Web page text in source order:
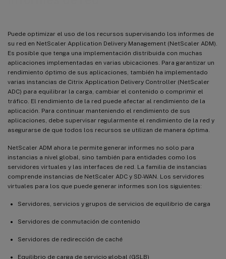
Puede optimizar el uso de los recursos supervisando los informes de
su red en NetScaler Application Delivery Management (NetScaler ADM).
Es posible que tenga una implementación distribuida con muchas
aplicaciones implementadas en varias ubicaciones. Para garantizar un
rendimiento óptimo de sus aplicaciones, también ha implementado
varias instancias de Citrix Application Delivery Controller (NetScaler
ADC) para equilibrar la carga, cambiar el contenido o comprimir el
tráfico. El rendimiento de la red puede afectar al rendimiento de la
aplicación. Para continuar manteniendo el rendimiento de sus
aplicaciones, debe supervisar regularmente el rendimiento de la red y
asegurarse de que todos los recursos se utilizan de manera óptima.
NetScaler ADM ahora le permite generar informes no solo para
instancias a nivel global, sino también para entidades como los
servidores virtuales y las interfaces de red. La familia de instancias
comprende instancias de NetScaler ADC y SD-WAN. Los servidores
virtuales para los que puede generar informes son los siguientes:
Servidores, servicios y grupos de servicios de equilibrio de carga
Servidores de conmutación de contenido
Servidores de redirección de caché
Equilibrio de carga de servicio global (GSLB)